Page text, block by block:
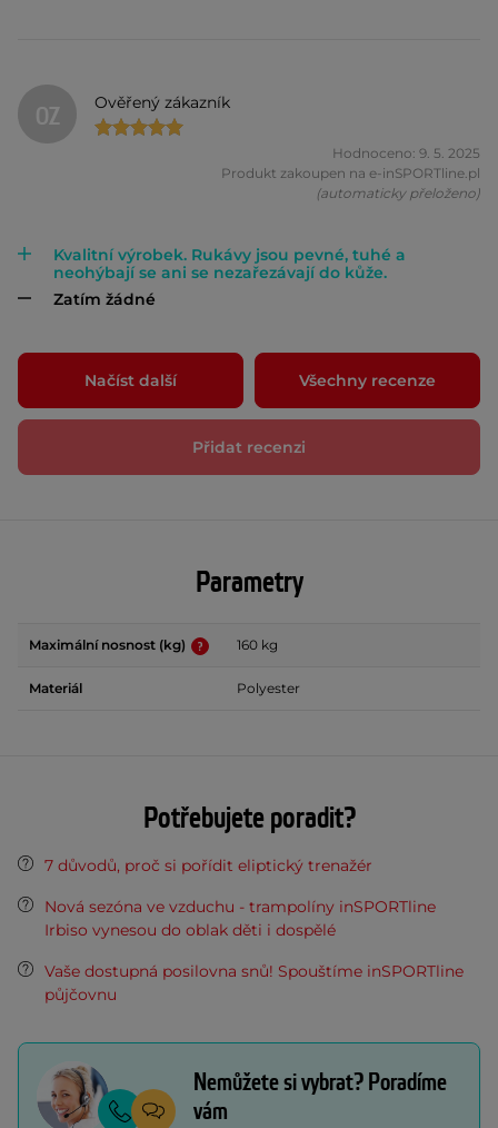
OZ Ověřený zákazník
Hodnoceno: 9. 5. 2025
Produkt zakoupen na e-inSPORTline.pl
(automaticky přeloženo)
Kvalitní výrobek. Rukávy jsou pevné, tuhé a
neohýbají se ani se nezařezávají do kůže.
Zatím žádné
Načíst další Všechny recenze
Přidat recenzi
Parametry
Maximální nosnost (kg) 160 kg
Materiál Polyester
Potřebujete poradit?
7 důvodů, proč si pořídit eliptický trenažér
Nová sezóna ve vzduchu - trampolíny inSPORTline
Irbiso vynesou do oblak děti i dospělé
Vaše dostupná posilovna snů! Spouštíme inSPORTline
půjčovnu
Nemůžete si vybrat? Poradíme
vám